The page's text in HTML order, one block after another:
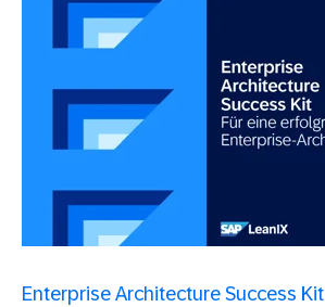
Enterprise Architecture Success Kit